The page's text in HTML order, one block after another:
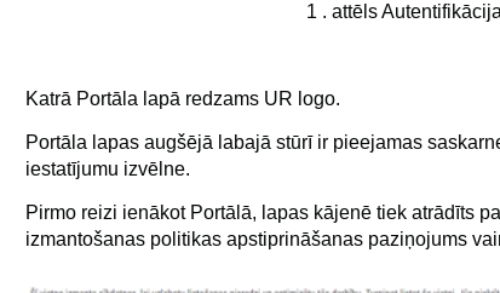
1 . attēls
Katrā Portāla lapā redzams UR logo.
Portāla lapas augšējā labajā stūrī ir pieejamas
iestatījumu izvēlne.
Pirmo reizi ienākot Portālā, lapas kājenē tiek atrādīts
izmantošanas politikas apstiprināšanas paziņojums